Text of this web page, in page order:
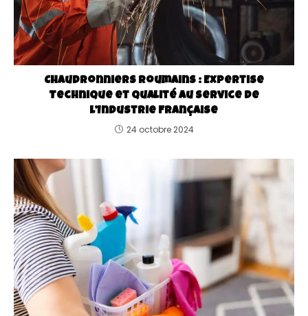
Chaudronniers Roumains : Expertise
Technique et Qualité au Service de
l’Industrie Française
24 octobre 2024